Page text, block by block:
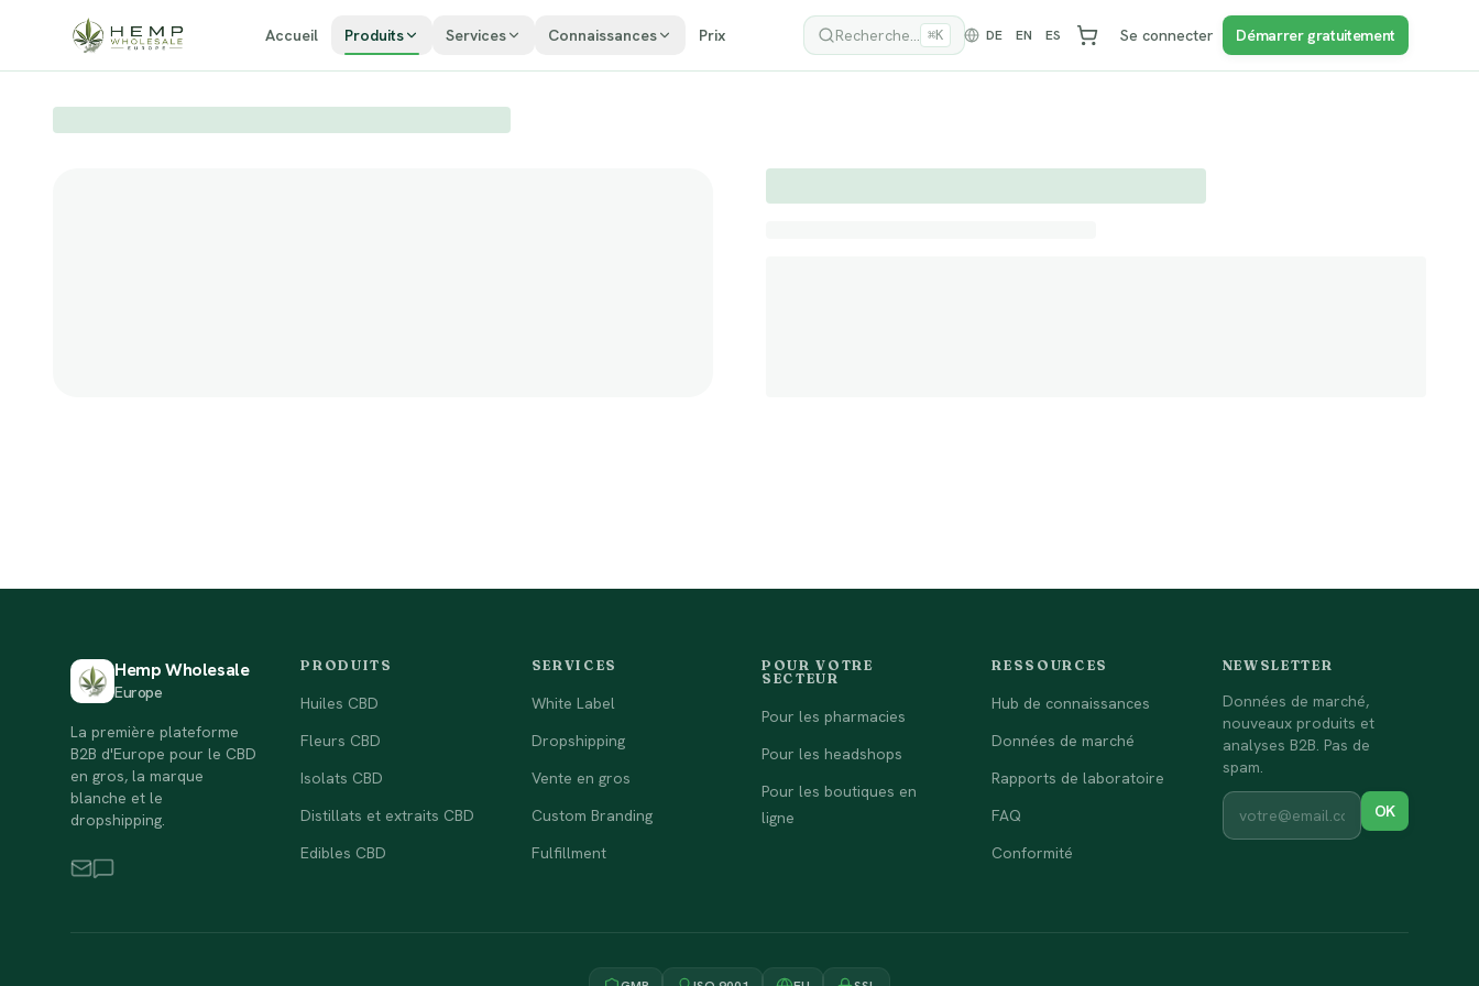
Accueil Produits Services Connaissances Prix Recherche... ⌘K DE EN ES Se connecter Démarrer gratuitement
Hemp Wholesale
Europe
La première plateforme
B2B d'Europe pour le CBD
en gros, la marque
blanche et le
dropshipping.
PRODUITS
Huiles CBD
Fleurs CBD
Isolats CBD
Distillats et extraits CBD
Edibles CBD
SERVICES
White Label
Dropshipping
Vente en gros
Custom Branding
Fulfillment
POUR VOTRE
SECTEUR
Pour les pharmacies
Pour les headshops
Pour les boutiques en
ligne
RESSOURCES
Hub de connaissances
Données de marché
Rapports de laboratoire
FAQ
Conformité
NEWSLETTER
Données de marché,
nouveaux produits et
analyses B2B. Pas de
spam.
OK